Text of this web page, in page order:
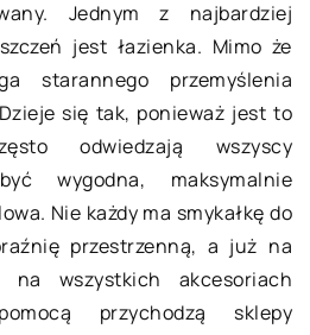
Jednym z najbardziej
jest łazienka. Mimo że
starannego przemyślenia
się tak, ponieważ jest to
odwiedzają wszyscy
wygodna, maksymalnie
Nie każdy ma smykałkę do
przestrzenną, a już na
wszystkich akcesoriach
przychodzą sklepy